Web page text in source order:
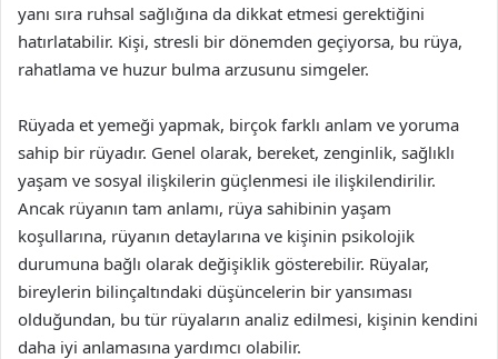
yanı sıra ruhsal sağlığına da dikkat etmesi gerektiğini
hatırlatabilir. Kişi, stresli bir dönemden geçiyorsa, bu rüya,
rahatlama ve huzur bulma arzusunu simgeler.
Rüyada et yemeği yapmak, birçok farklı anlam ve yoruma
sahip bir rüyadır. Genel olarak, bereket, zenginlik, sağlıklı
yaşam ve sosyal ilişkilerin güçlenmesi ile ilişkilendirilir.
Ancak rüyanın tam anlamı, rüya sahibinin yaşam
koşullarına, rüyanın detaylarına ve kişinin psikolojik
durumuna bağlı olarak değişiklik gösterebilir. Rüyalar,
bireylerin bilinçaltındaki düşüncelerin bir yansıması
olduğundan, bu tür rüyaların analiz edilmesi, kişinin kendini
daha iyi anlamasına yardımcı olabilir.